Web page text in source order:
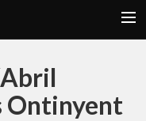
Ontinyent